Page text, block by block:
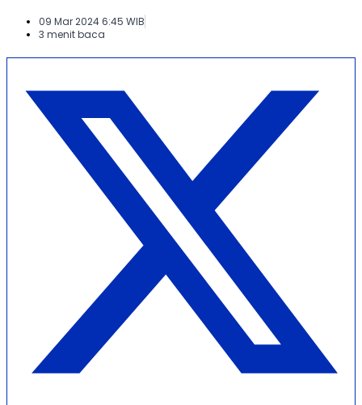
09 Mar 2024 6:45 WIB
3 menit baca